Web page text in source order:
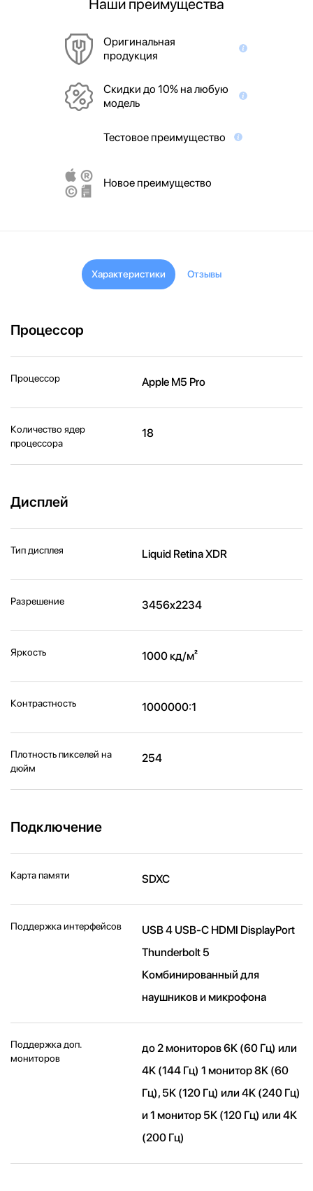
Наши преимущества
Оригинальная
продукция
Скидки до 10% на любую
модель
Тестовое преимущество
Новое преимущество
Характеристики Отзывы
Процессор
Процессор Apple M5 Pro
Количество ядер
процессора
18
Дисплей
Тип дисплея Liquid Retina XDR
Разрешение 3456x2234
Яркость 1000 кд/м²
Контрастность 1000000:1
Плотность пикселей на
дюйм
254
Подключение
Карта памяти SDXC
Поддержка интерфейсов
USB 4 USB-C HDMI DisplayPort
Thunderbolt 5
Комбинированный для
наушников и микрофона
Поддержка доп.
мониторов
до 2 мониторов 6K (60 Гц) или
4K (144 Гц) 1 монитор 8K (60
Гц), 5K (120 Гц) или 4K (240 Гц)
и 1 монитор 5K (120 Гц) или 4K
(200 Гц)